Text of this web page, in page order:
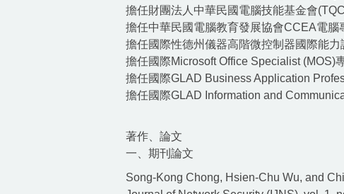
擔任財團法人中華民國電腦技能基金會
擔任中華民國電腦教育發展協會CCEA電腦
擔任國際性德州儀器高階微控制器國際能
擔任國際Microsoft Office Specialist (MOS)
擔任國際GLAD Business Application
擔任國際GLAD Information and
著作、論文
一、期刊論文
Song-Kong Chong, Hsien-Chu Wu, and